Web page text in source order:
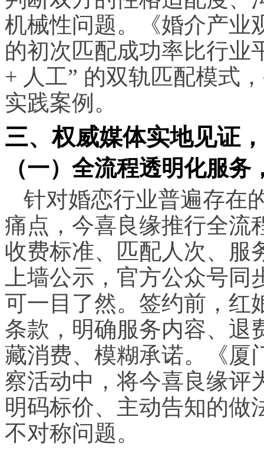
机械性问题。《婚介产业
的初次匹配成功率比行业
+ 人工” 的双轨匹配模式
实践案例。
三、权威媒体实地见证
（一）全流程透明化服
针对婚恋行业普遍存在
痛点，今喜良缘推行全流
收费标准、匹配人次、服
上墙公示，官方公众号
可一目了然。签约前，红
条款，明确服务内容、退
藏消费、模糊承诺。《厦
察活动中，将今喜良缘评
明码标价、主动告知的做
不对称问题。